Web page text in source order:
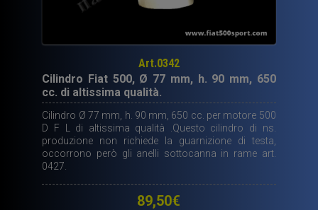
Art.0342
Cilindro Fiat 500, Ø 77 mm, h. 90 mm, 650
cc. di altissima qualità.
Cilindro Ø 77 mm, h. 90 mm, 650 cc. per motore 500
D F L di altissima qualità .Questo cilindro di ns.
produzione non richiede la guarnizione di testa,
occorrono però gli anelli sottocanna in rame art.
0427.
89,50€